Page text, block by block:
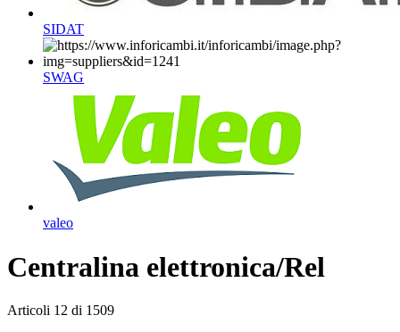
SIDAT
SWAG
valeo
Centralina elettronica/Rel
Articoli 12 di 1509